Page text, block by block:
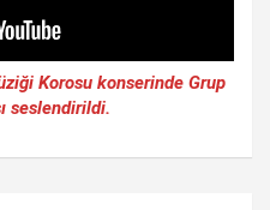
Korosu konserinde Grup
seslendirildi.